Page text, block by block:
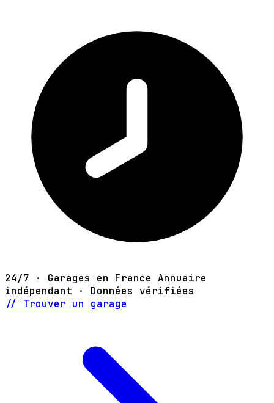
24/7 · Garages en France Annuaire
indépendant · Données vérifiées
// Trouver un garage